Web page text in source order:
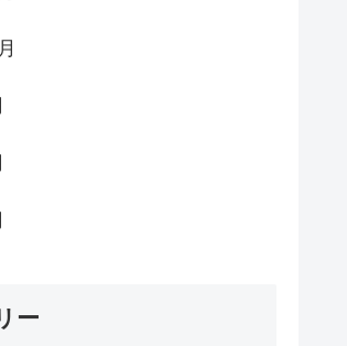
ー